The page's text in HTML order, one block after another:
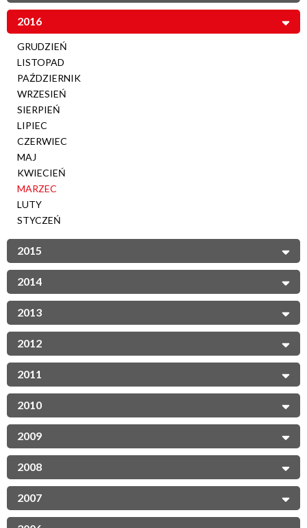
2016
GRUDZIEŃ
LISTOPAD
PAŹDZIERNIK
WRZESIEŃ
SIERPIEŃ
LIPIEC
CZERWIEC
MAJ
KWIECIEŃ
MARZEC
LUTY
STYCZEŃ
2015
2014
2013
2012
2011
2010
2009
2008
2007